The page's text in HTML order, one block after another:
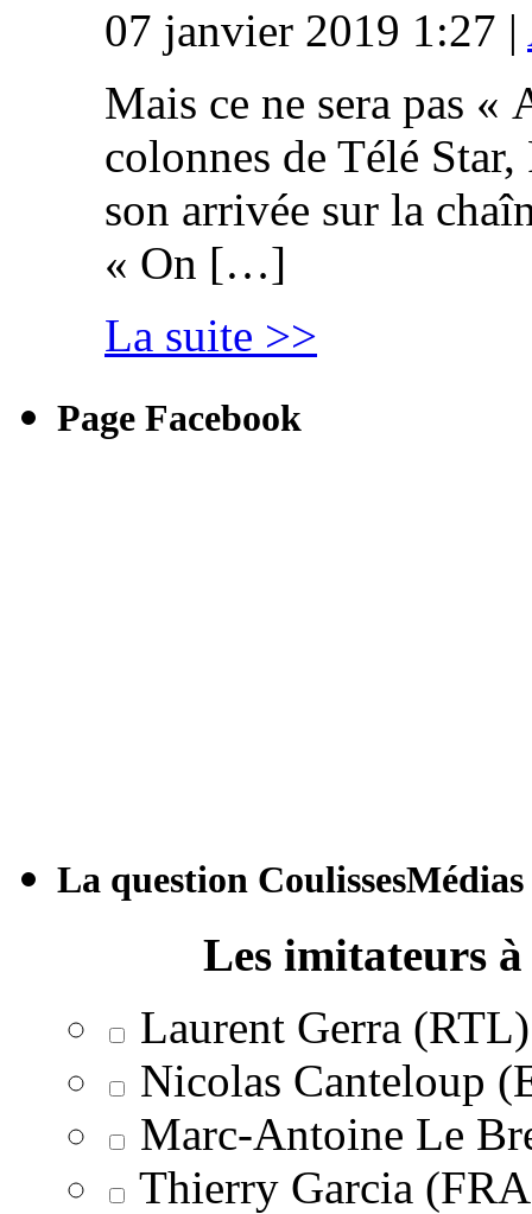
07 janvier 2019 1:27 |
Mais ce ne sera pas «
colonnes de Télé
son arrivée sur la
« On […]
La suite >>
Page Facebook
La question CoulissesMédias
Les imitateurs
Laurent Gerra (RTL)
Nicolas Canteloup
Marc-Antoine Le
Thierry Garcia